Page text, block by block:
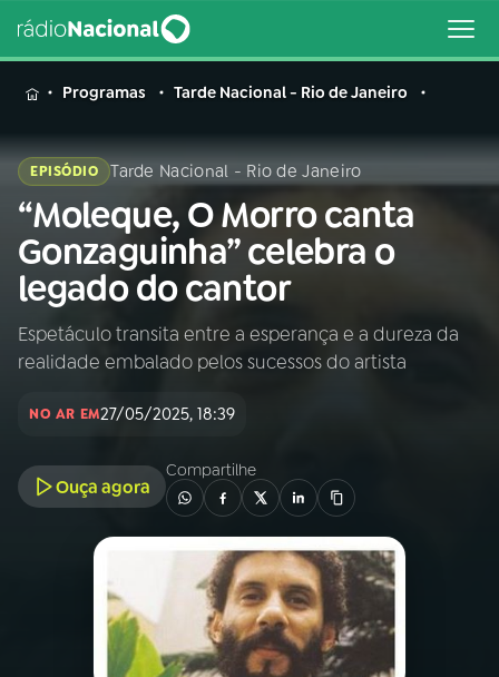
MENU
Buscar
na
Rádio
Nacional
Buscar
AO VIVO
INÍCIO
A RÁDIO
PROGRAMAÇÃO
PROGRAMAS
Programas Tarde Nacional - Rio de Janeiro
EPISÓDIO Tarde Nacional - Rio de Janeiro
“Moleque, O Morro canta
Gonzaguinha” celebra o
legado do cantor
Espetáculo transita entre a esperança e a dureza da
realidade embalado pelos sucessos do artista
NO AR EM27/05/2025, 18:39
Ouça agora
Compartilhe